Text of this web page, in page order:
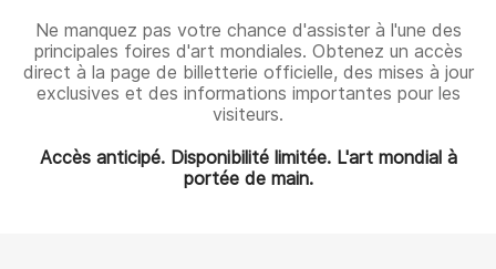
Ne manquez pas votre chance d'assister à l'une des
principales foires d'art mondiales. Obtenez un accès
direct à la page de billetterie officielle, des mises à jour
exclusives et des informations importantes pour les
visiteurs.
Accès anticipé. Disponibilité limitée. L'art mondial à
portée de main.